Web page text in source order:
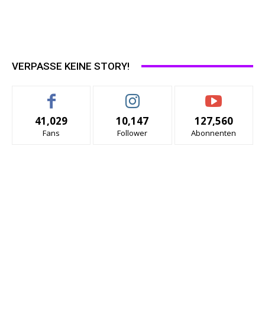
VERPASSE KEINE STORY!
41,029
Fans
10,147
Follower
127,560
Abonnenten